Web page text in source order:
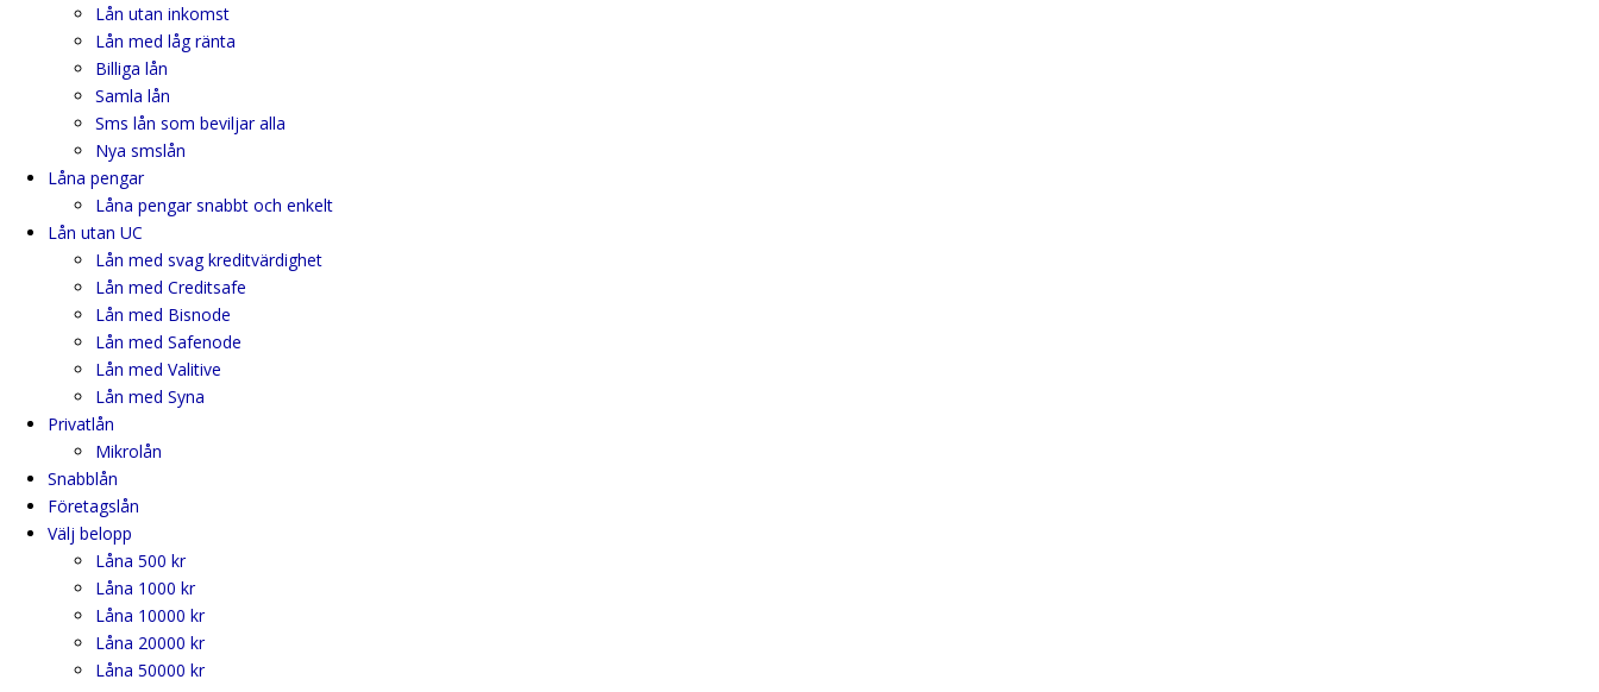
Lån utan inkomst
Lån med låg ränta
Billiga lån
Samla lån
Sms lån som beviljar alla
Nya smslån
Låna pengar
Låna pengar snabbt och enkelt
Lån utan UC
Lån med svag kreditvärdighet
Lån med Creditsafe
Lån med Bisnode
Lån med Safenode
Lån med Valitive
Lån med Syna
Privatlån
Mikrolån
Snabblån
Företagslån
Välj belopp
Låna 500 kr
Låna 1000 kr
Låna 10000 kr
Låna 20000 kr
Låna 50000 kr